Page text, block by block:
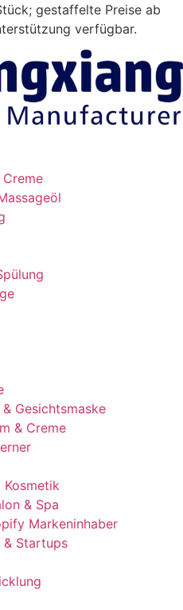
gestaffelte Preise ab
verfügbar.
Gesichtsmaske
& Creme
Kosmetik
& Spa
Markeninhaber
& Startups